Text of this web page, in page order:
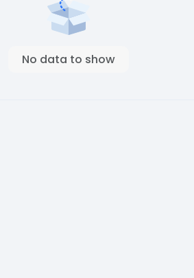
No data to show